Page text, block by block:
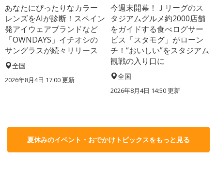
あなたにぴったりなカラー
レンズをAIが診断！スペイン
発アイウェアブランドなど
「OWNDAYS」イチオシの
サングラスが続々リリース
全国
2026年8月4日 17:00更新
今週末開幕！Ｊリーグのス
タジアムグルメ約2000店舗
をガイドする食べログサー
ビス「スタモグ」がローン
チ！“おいしい”をスタジアム
観戦の入り口に
全国
2026年8月4日 14:50更新
夏休みのイベント・おでかけトピックスをもっと見る